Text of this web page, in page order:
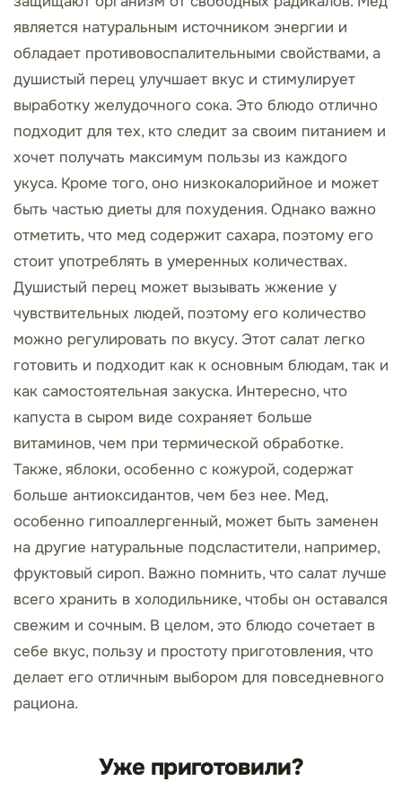
является натуральным источником энергии и
обладает противовоспалительными свойствами, а
душистый перец улучшает вкус и стимулирует
выработку желудочного сока. Это блюдо отлично
подходит для тех, кто следит за своим питанием и
хочет получать максимум пользы из каждого
укуса. Кроме того, оно низкокалорийное и может
быть частью диеты для похудения. Однако важно
отметить, что мед содержит сахара, поэтому его
стоит употреблять в умеренных количествах.
Душистый перец может вызывать жжение у
чувствительных людей, поэтому его количество
можно регулировать по вкусу. Этот салат легко
готовить и подходит как к основным блюдам, так и
как самостоятельная закуска. Интересно, что
капуста в сыром виде сохраняет больше
витаминов, чем при термической обработке.
Также, яблоки, особенно с кожурой, содержат
больше антиоксидантов, чем без нее. Мед,
особенно гипоаллергенный, может быть заменен
на другие натуральные подсластители, например,
фруктовый сироп. Важно помнить, что салат лучше
всего хранить в холодильнике, чтобы он оставался
свежим и сочным. В целом, это блюдо сочетает в
себе вкус, пользу и простоту приготовления, что
делает его отличным выбором для повседневного
рациона.
Уже приготовили?